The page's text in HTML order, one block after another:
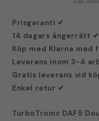
-
9
Liter
-
Blå
Liter
-
Blå
Prisgaranti ✔
14 dagars ångerrätt ✔
Köp med Klarna
Leverans inom 3-4
Gratis leverans vid
Enkel retur ✔
TurboTronic DAF5